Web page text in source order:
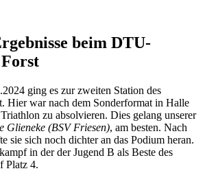
beim DTU-
ging es zur zweiten Station des
Hier war nach dem Sonderformat in Halle
zu absolvieren. Dies gelang unserer
Glieneke (BSV Friesen), am besten. Nach
sie sich noch dichter an das Podium heran.
in der der Jugend B als Beste des
Platz 4.